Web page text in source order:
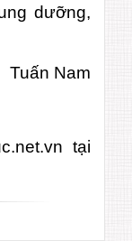
dưỡng,
Tuấn Nam
tại